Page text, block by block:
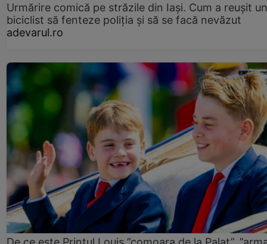
Urmărire comică pe străzile din Iași. Cum a reușit un
biciclist să fenteze poliția și să se facă nevăzut
adevarul.ro